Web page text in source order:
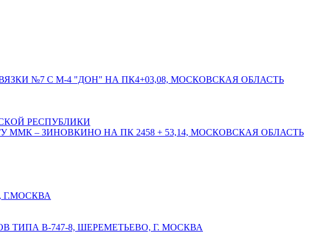
№7 С М-4 "ДОН" НА ПК4+03,08, МОСКОВСКАЯ ОБЛАСТЬ
РЕСПУБЛИКИ
– ЗИНОВКИНО НА ПК 2458 + 53,14, МОСКОВСКАЯ ОБЛАСТЬ
В-747-8, ШЕРЕМЕТЬЕВО, Г. МОСКВА